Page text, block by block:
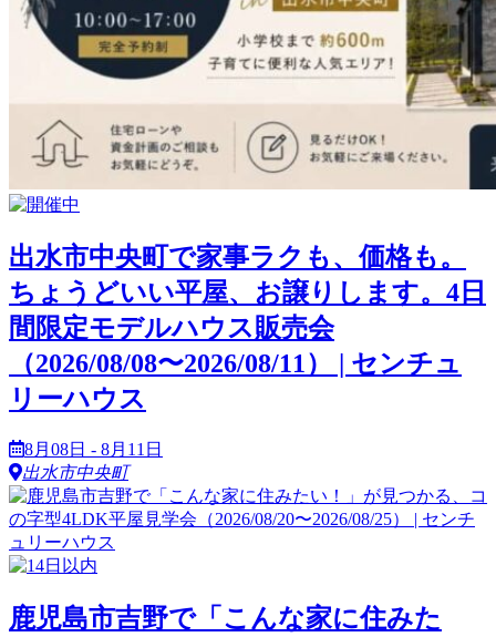
出水市中央町で家事ラクも、価格も。
ちょうどいい平屋、お譲りします。4日
間限定モデルハウス販売会
（2026/08/08〜2026/08/11） | センチュ
リーハウス
8月08日 - 8月11日
出水市中央町
鹿児島市吉野で「こんな家に住みた